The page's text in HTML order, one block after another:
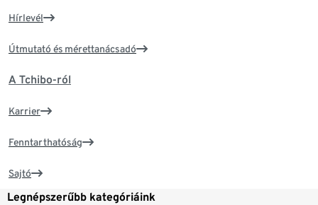
Hírlevél
Útmutató és mérettanácsadó
A Tchibo-ról
Karrier
Fenntarthatóság
Sajtó
Legnépszerűbb kategóriáink